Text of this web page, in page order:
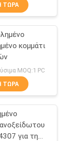
32
ΤΏΡΑ
κομμάτι
MOQ:1 PC
ΤΏΡΑ
για τη